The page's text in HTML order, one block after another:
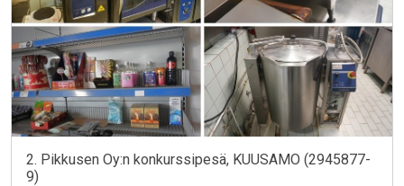
2. Pikkusen Oy:n konkurssipesä, KUUSAMO (2945877-
9)